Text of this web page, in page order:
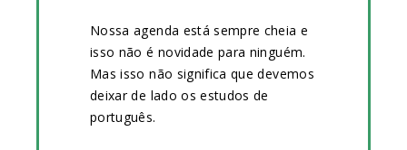
Nossa agenda está sempre cheia e
isso não é novidade para ninguém.
Mas isso não significa que devemos
deixar de lado os estudos de
português.